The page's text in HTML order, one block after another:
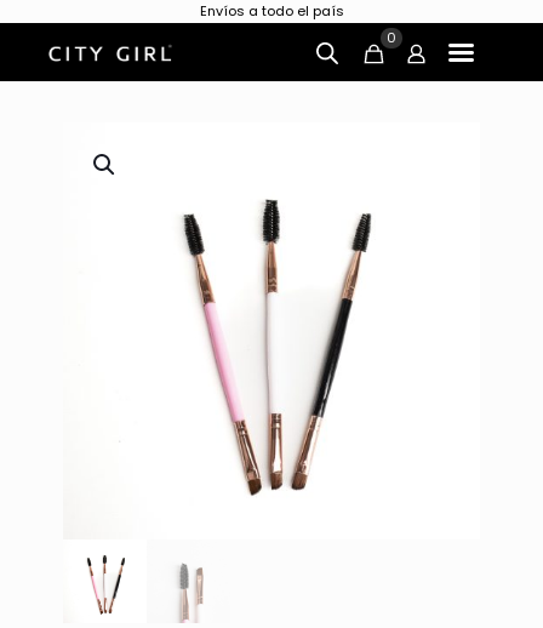
Envíos a todo el país
0